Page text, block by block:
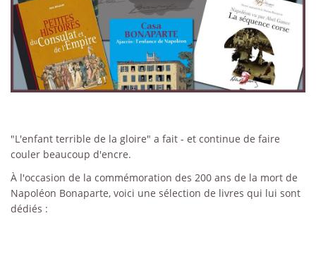
"L'enfant terrible de la gloire" a fait - et continue de faire
couler beaucoup d'encre.
À l'occasion de la commémoration des 200 ans de la mort de
Napoléon Bonaparte, voici une sélection de livres qui lui sont
dédiés :